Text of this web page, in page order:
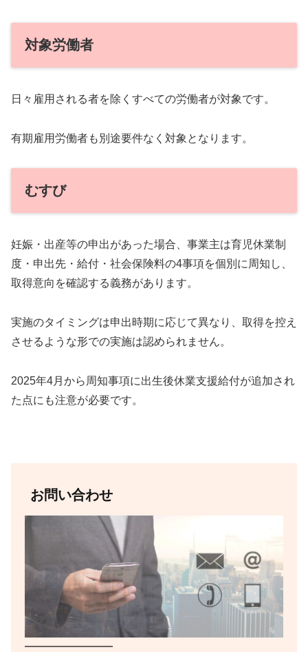
対象労働者
日々雇用される者を除くすべての労働者が対象です。
有期雇用労働者も別途要件なく対象となります。
むすび
妊娠・出産等の申出があった場合、事業主は育児休業制
度・申出先・給付・社会保険料の4事項を個別に周知し、
取得意向を確認する義務があります。
実施のタイミングは申出時期に応じて異なり、取得を控え
させるような形での実施は認められません。
2025年4月から周知事項に出生後休業支援給付が追加され
た点にも注意が必要です。
お問い合わせ
━━━━━━━━